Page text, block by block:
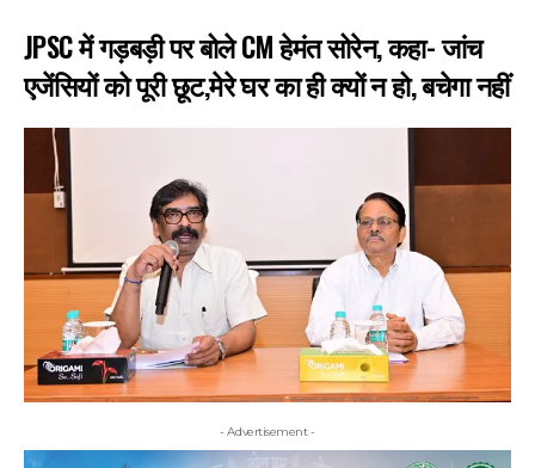
JPSC में गड़बड़ी पर बोले CM हेमंत सोरेन, कहा- जांच
एजेंसियों को पूरी छूट,मेरे घर का ही क्यों न हो, बचेगा नहीं
- Advertisement -